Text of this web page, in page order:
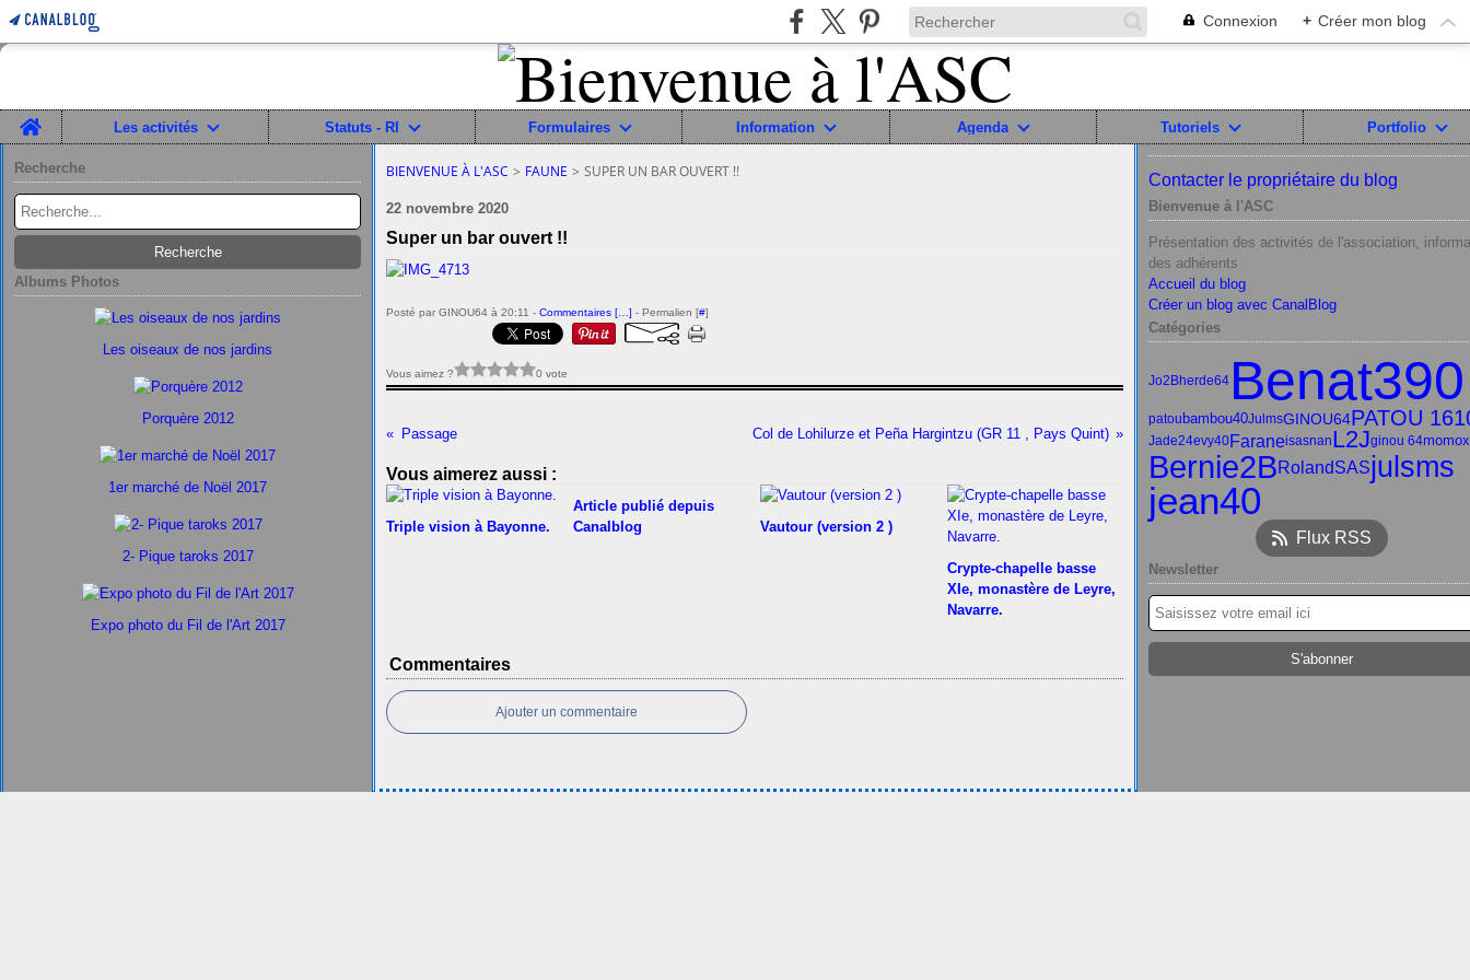
Connexion + Créer mon blog
Home
Les activités Statuts - RI Formulaires Information Agenda Tutoriels Portfolio
Recherche
Albums Photos
Les oiseaux de nos jardins
Porquère 2012
1er marché de Noël 2017
2- Pique taroks 2017
Expo photo du Fil de l'Art 2017
BIENVENUE À L'ASC > FAUNE > SUPER UN BAR OUVERT !!
22 novembre 2020
Super un bar ouvert !!
Posté par GINOU64 à 20:11 - Commentaires [ ] - Permalien [#]
Vous aimez ? 0 vote
Passage Col de Lohilurze et Peña Hargintzu (GR 11 , Pays Quint)
Vous aimerez aussi :
Triple vision à Bayonne.
Article publié depuis
Canalblog
Vautour (version 2 )
Crypte-chapelle basse
XIe, monastère de Leyre,
Navarre.
Commentaires
Ajouter un commentaire
Contacter le propriétaire du blog
Bienvenue à l'ASC
Présentation des activités de l'association,
des adhérents
Accueil du blog
Créer un blog avec CanalBlog
Catégories
Jo2Bherde64 Benat390
patoubambou40JulmsGINOU64PATOU
Jade24evy40FaraneisasnanL2Jginou 64momox
Bernie2BRolandSASjulsms
jean40
Flux RSS
Newsletter